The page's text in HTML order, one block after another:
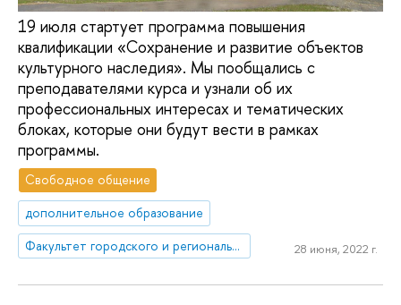
19 июля стартует программа повышения
квалификации «Сохранение и развитие объектов
культурного наследия». Мы пообщались с
преподавателями курса и узнали об их
профессиональных интересах и тематических
блоках, которые они будут вести в рамках
программы.
Свободное общение
дополнительное образование
Факультет городского и регионального развития
28 июня, 2022 г.